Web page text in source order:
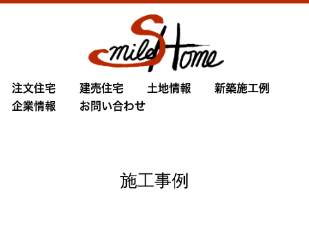
注文住宅 建売住宅 土地情報
新築施工例
企業情報
お問い合わせ
施工事例